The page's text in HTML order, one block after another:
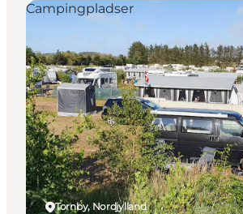
Tornby, Nordjylland
Campingpladser